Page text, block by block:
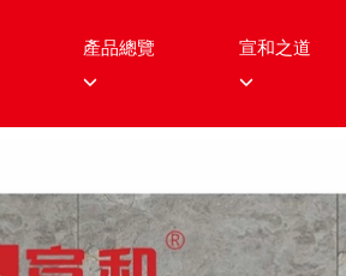
產品總覽 宣和之道